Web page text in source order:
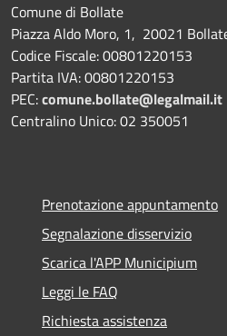
Comune di Bollate
Piazza Aldo Moro, 1, 20021
Codice Fiscale: 00801220153
Partita IVA: 00801220153
PEC:comune.bollate@legalmail.it
Centralino Unico: 02 350051
Prenotazione appuntamento
Segnalazione disservizio
Scarica l'APP Municipium
Leggi le FAQ
Richiesta assistenza